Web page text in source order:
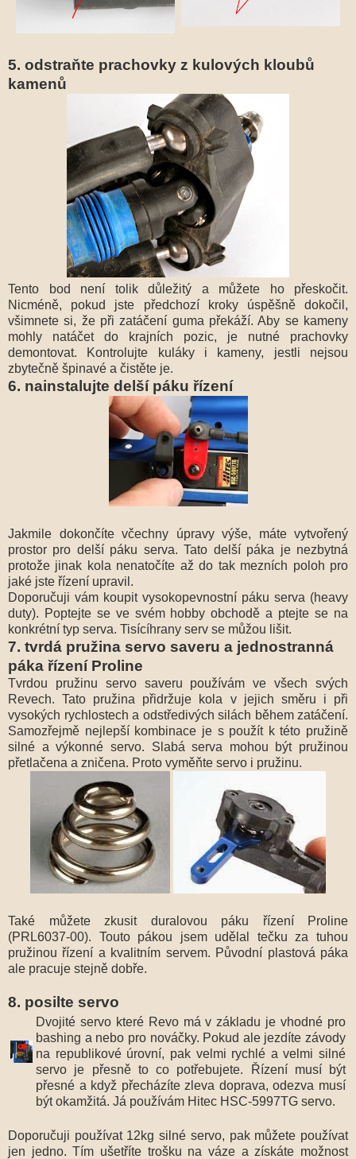
5. odstraňte prachovky z kulových kloubů
kamenů
Tento bod není tolik důležitý a můžete ho přeskočit.
Nicméně, pokud jste předchozí kroky úspěšně dokočil,
všimnete si, že při zatáčení guma překáží. Aby se kameny
mohly natáčet do krajních pozic, je nutné prachovky
demontovat. Kontrolujte kuláky i kameny, jestli nejsou
zbytečně špinavé a čistěte je.
6. nainstalujte delší páku řízení
Jakmile dokončíte včechny úpravy výše, máte vytvořený
prostor pro delší páku serva. Tato delší páka je nezbytná
protože jinak kola nenatočíte až do tak mezních poloh pro
jaké jste řízení upravil.
Doporučuji vám koupit vysokopevnostní páku serva (heavy
duty). Poptejte se ve svém hobby obchodě a ptejte se na
konkrétní typ serva. Tisícíhrany serv se můžou lišit.
7. tvrdá pružina servo saveru a jednostranná
páka řízení Proline
Tvrdou pružinu servo saveru používám ve všech svých
Revech. Tato pružina přidržuje kola v jejich směru i při
vysokých rychlostech a odstředivých silách během zatáčení.
Samozřejmě nejlepší kombinace je s použít k této pružině
silné a výkonné servo. Slabá serva mohou být pružinou
přetlačena a zničena. Proto vyměňte servo i pružinu.
Také můžete zkusit duralovou páku řízení Proline
(PRL6037-00). Touto pákou jsem udělal tečku za tuhou
pružinou řízení a kvalitním servem. Původní plastová páka
ale pracuje stejně dobře.
8. posilte servo
Dvojité servo které Revo má v základu je vhodné pro
bashing a nebo pro nováčky. Pokud ale jezdíte závody
na republikové úrovní, pak velmi rychlé a velmi silné
servo je přesně to co potřebujete. Řízení musí být
přesné a když přecházíte zleva doprava, odezva musí
být okamžitá. Já používám Hitec HSC-5997TG servo.
Doporučuji používat 12kg silné servo, pak můžete používat
jen jedno. Tím ušetříte trošku na váze a získáte možnost